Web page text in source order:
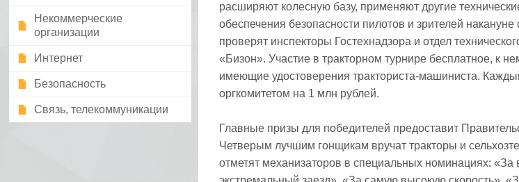
Некоммерческие
организации
Интернет
Безопасность
Связь, телекоммуникации
расширяют колесную базу, применяют другие
обеспечения безопасности пилотов и зрителей
проверят инспекторы Гостехнадзора и отдел
«Бизон». Участие в тракторном турнире бесплатное, к
имеющие удостоверения тракториста-машиниста.
оргкомитетом на 1 млн рублей.
Главные призы для победителей предоставит
Четверым лучшим гонщикам вручат тракторы и
отметят механизаторов в специальных номинациях: